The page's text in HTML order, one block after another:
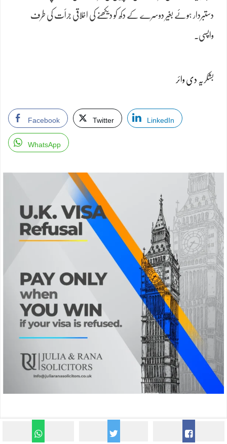
دستبردار ہوئے بغیر دوسرے کے دکھ کو دیکھنے کی اخلاقی جرأت کی طرف
واپسی۔
بشکریہ دی وائر
Facebook Twitter
LinkedIn
WhatsApp